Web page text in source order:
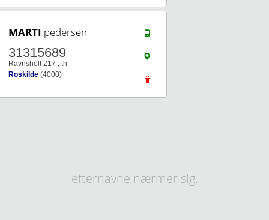
MARTI pedersen
31315689
Ravnsholt 217 , th
Roskilde (4000)
efternavne nærmer sig.